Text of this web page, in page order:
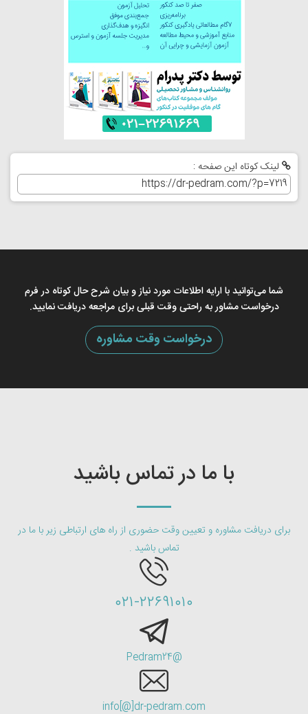
لینک کوتاه این صفحه :
شما می‌توانید با ارایه اطلاعات مورد نیاز و بیان شرح حال کوتاه در فرم
درخواست مشاور به راحتی وقت قبلی برای مراجعه دریافت نمایید.
درخواست وقت مشاوره
با ما در تماس باشید
برای دریافت مشاوره و تعیین وقت حضوری از راه های ارتباطی زیر با ما در
تماس باشید .
۰۲۱-۲۲۶۹۱۰۱۰
@Pedram24
info[@]dr-pedram.com